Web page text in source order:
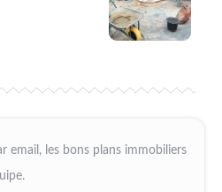
email, les bons plans immobiliers